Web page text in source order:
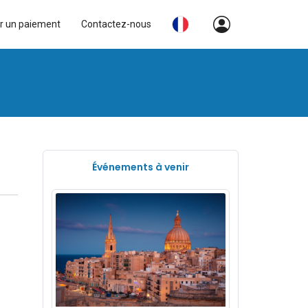
un paiement Contactez-nous
Événements à venir